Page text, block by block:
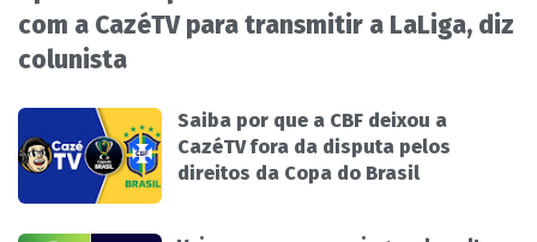
com a CazéTV para transmitir a LaLiga, diz
colunista
Saiba por que a CBF deixou a
CazéTV fora da disputa pelos
direitos da Copa do Brasil